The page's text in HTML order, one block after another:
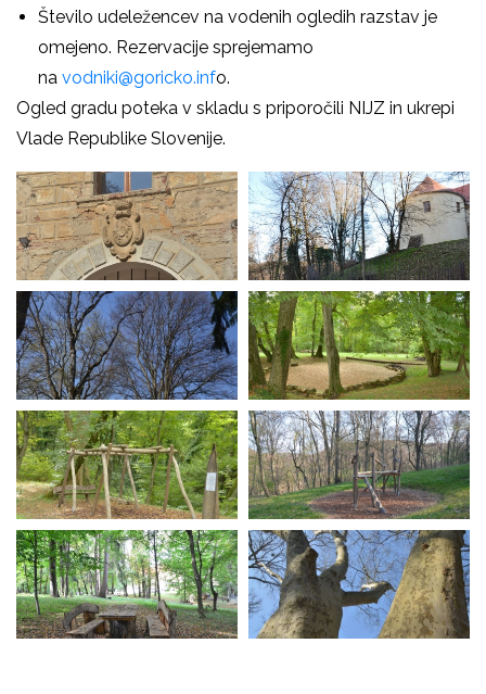
Število udeležencev na vodenih ogledih razstav je
omejeno. Rezervacije sprejemamo
na vodniki@goricko.info.
Ogled gradu poteka v skladu s priporočili NIJZ in ukrepi
Vlade Republike Slovenije.